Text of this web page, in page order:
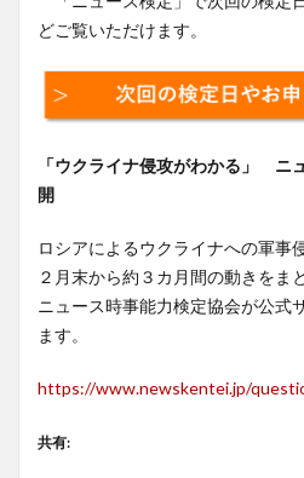
どご覧いただけます。
「ウクライナ侵攻がわかる」
開
ロシアによるウクライナへの軍事
２月末から約３カ月間の動きをま
ニュース時事能力検定協会が公式
ます。
https://www.newskentei.jp/
共有: